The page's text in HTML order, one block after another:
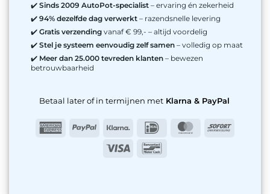
✔️Sinds 2009 AutoPot-specialist – ervaring én zekerheid
✔️94% dezelfde dag verwerkt – razendsnelle levering
✔️Gratis verzending vanaf € 99,- – altijd voordelig
✔️Stel je systeem eenvoudig zelf samen – volledig op maat
✔️ Meer dan 25.000 tevreden klanten – bewezen
betrouwbaarheid
Betaal later of in termijnen metKlarna & PayPal
AmericanPayPal Klarna IDeal MasterCard
Sofort
Visa